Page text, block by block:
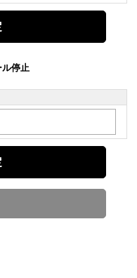
停止